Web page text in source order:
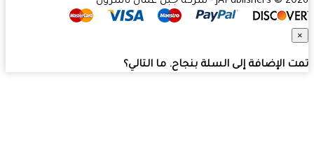
الإضافة إلى السلة بنجاح. ما التالي؟